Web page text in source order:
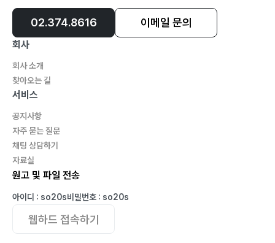
02.374.8616 이메일 문의
회사
회사 소개
찾아오는 길
서비스
공지사항
자주 묻는 질문
채팅 상담하기
자료실
원고 및 파일 전송
아이디 : so20s비밀번호 : so20s
웹하드 접속하기